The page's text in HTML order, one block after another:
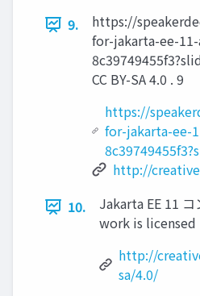
9.
https://
for-jakarta-ee-11-
CC BY-SA 4.0 . 9
https://
for-jakarta-ee-
http://
10.
Jakarta EE 11
work is licensed
http://
sa/4.0/